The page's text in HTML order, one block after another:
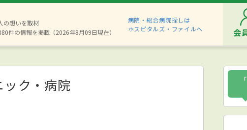
の想いを取材
件の情報を掲載（2026年8月09日現在）
病院・総合病院探しは
ホスピタルズ・ファイルへ
会
ク・病院